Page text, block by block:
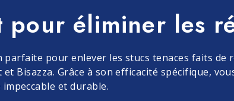
Salle de Bain
Nettoyage Vitres
et céramique
Linoléum, PVC
éliminer les
pour enlever les stucs tenaces faits de
Bisazza. Grâce à son efficacité spécifique,
et durable.